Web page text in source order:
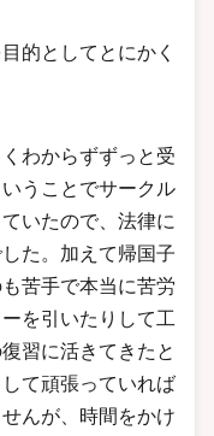
的としてとにかく
わからずずっと受
うことでサークル
いたので、法律に
た。加えて帰国子
苦手で本当に苦労
を引いたりして工
習に活きてきたと
て頑張っていれば
んが、時間をかけ